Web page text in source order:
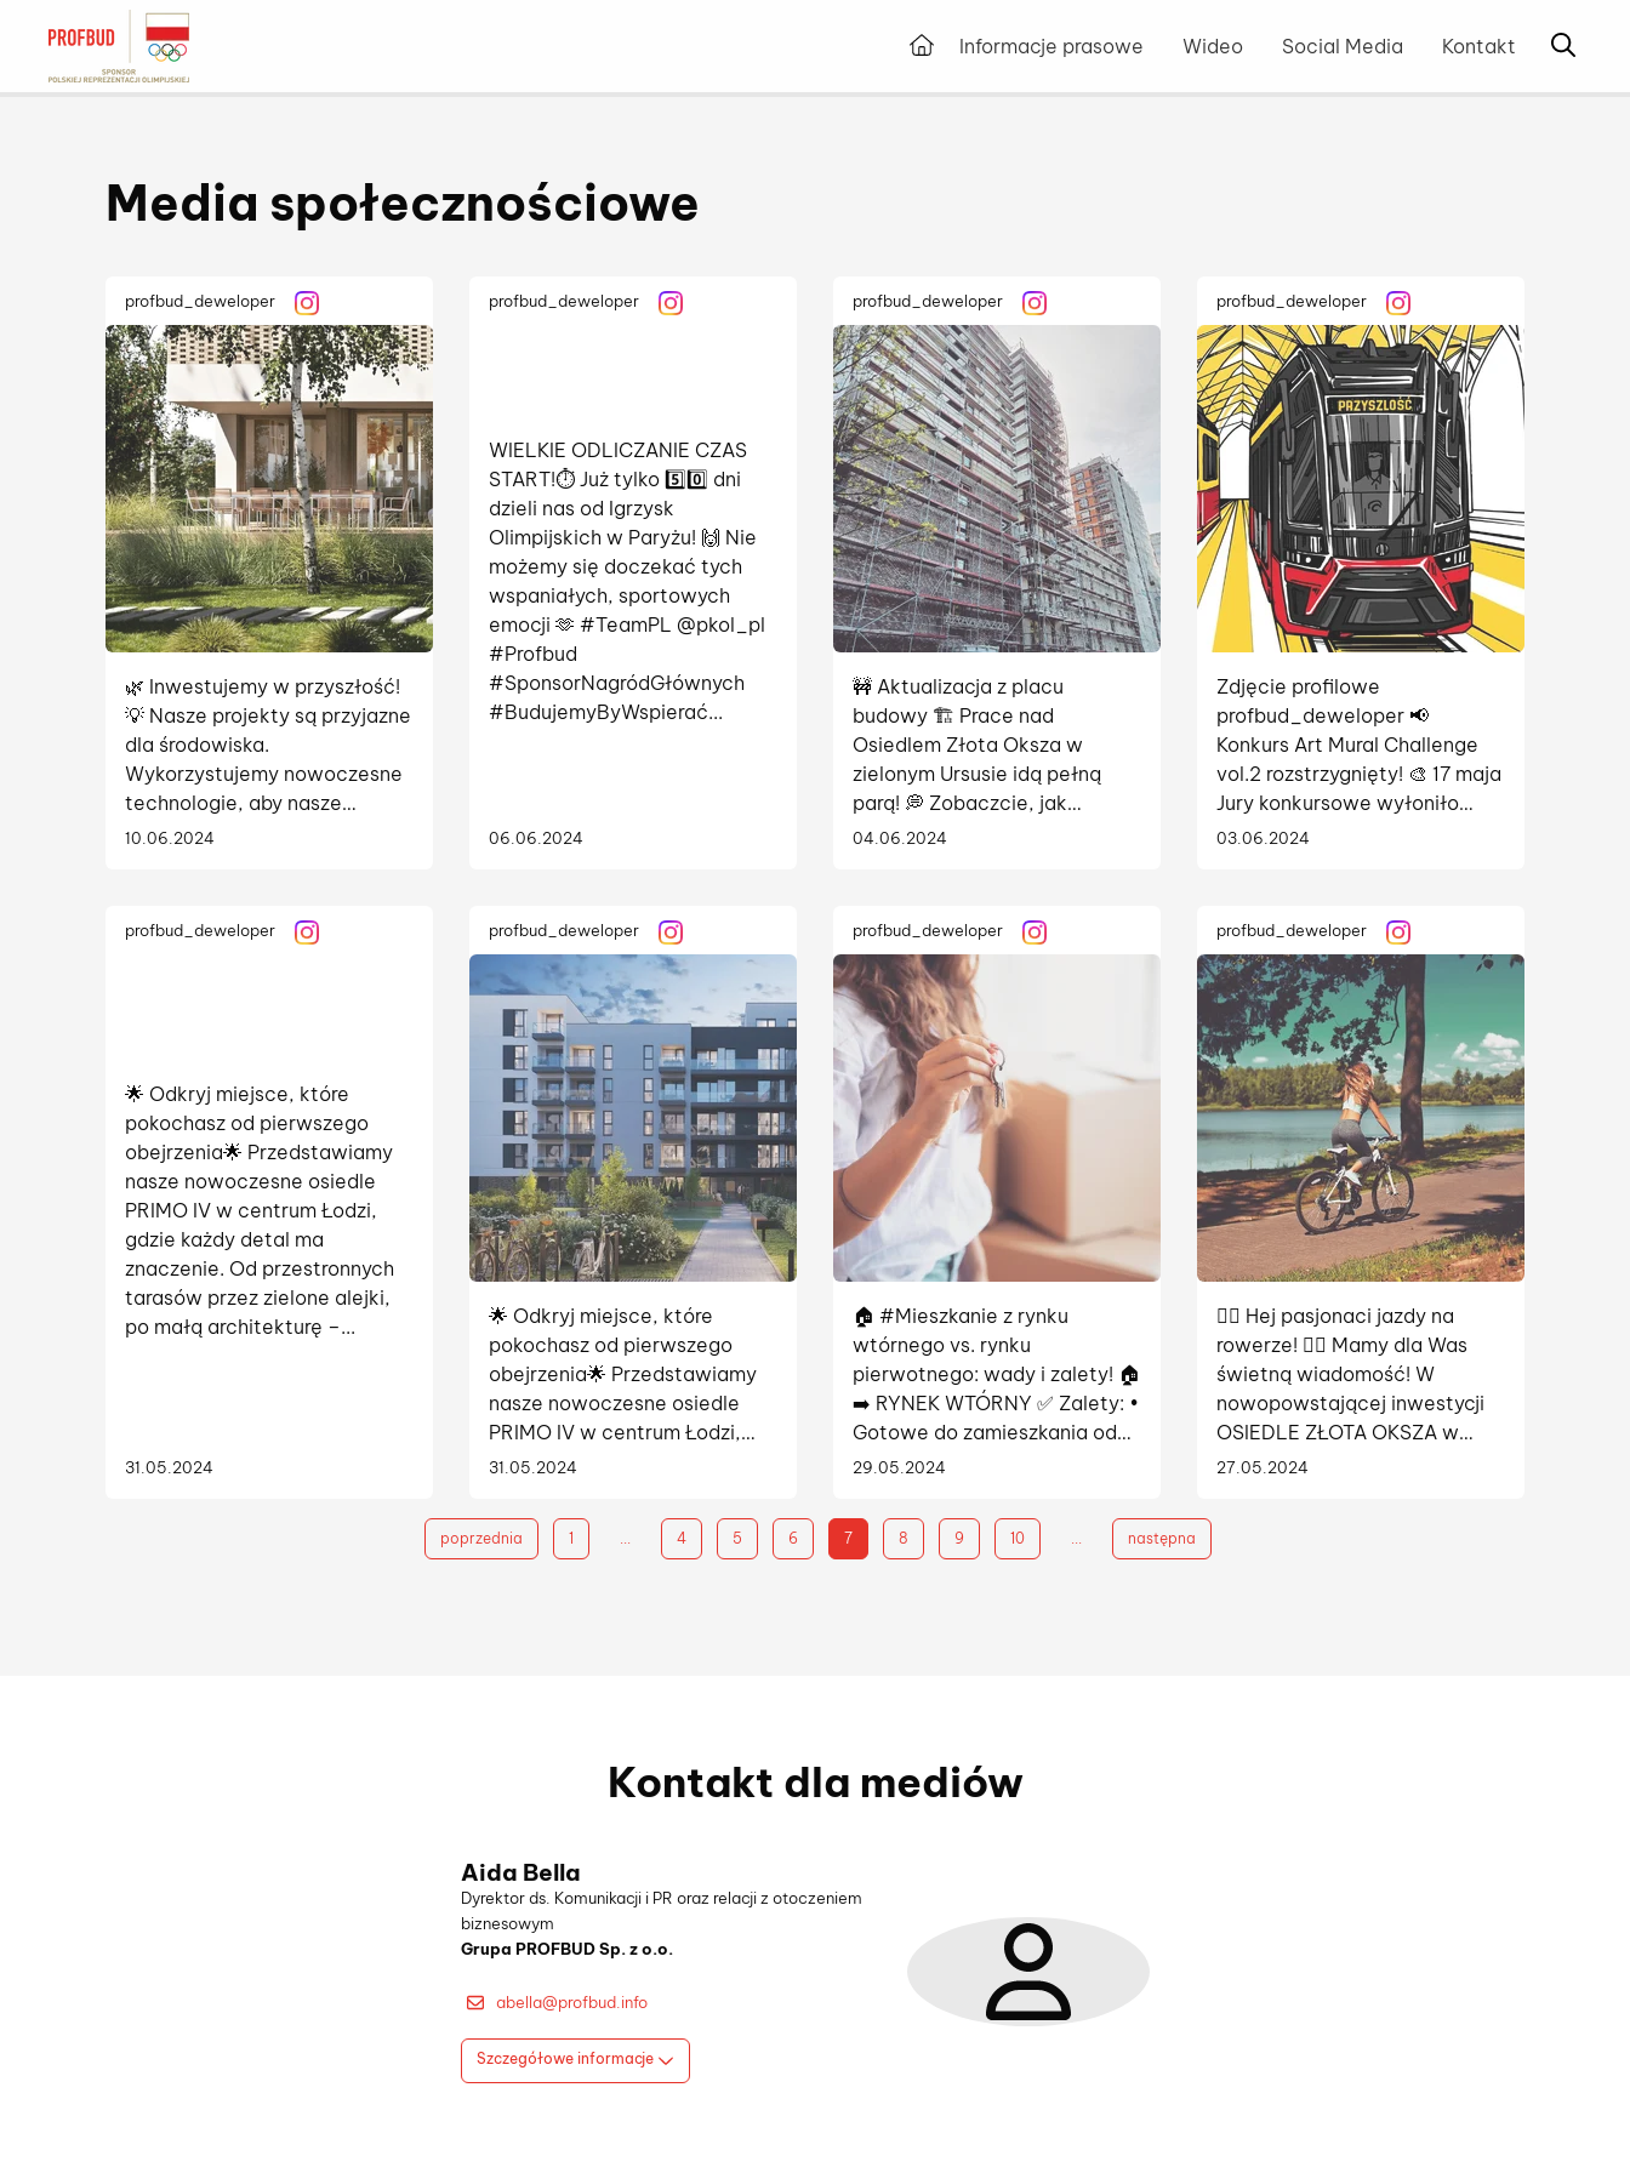
Przejdź do strony głównej
Informacje prasowe Wideo Social Media Kontakt Otwórz
Media społecznościowe
profbud_deweloper
🌿 Inwestujemy w przyszłość!
💡 Nasze projekty są przyjazne
dla środowiska.
Wykorzystujemy nowoczesne
technologie, aby nasze
budynki były energooszczędne
Technologie
wykorzystywane...
10.06.2024
profbud_deweloper
WIELKIE ODLICZANIE CZAS
START!⏱️ Już tylko 5️⃣0️⃣ dni
dzieli nas od Igrzysk
Olimpijskich w Paryżu! 🙌 Nie
możemy się doczekać tych
wspaniałych, sportowych
emocji 🫶 #TeamPL @pkol_pl
#Profbud
#SponsorNagródGłównych
#BudujemyByWspierać...
06.06.2024
profbud_deweloper
🚧 Aktualizacja z placu
budowy 🏗️ Prace nad
Osiedlem Złota Oksza w
zielonym Ursusie idą pełną
parą! 💭 Zobaczcie, jak
zaawansowane są nasze
piękne, funkcjonalne
mieszkania. ...
04.06.2024
profbud_deweloper
Zdjęcie profilowe
profbud_deweloper 📢
Konkurs Art Mural Challenge
vol.2 rozstrzygnięty! 🎨 17 maja
Jury konkursowe wyłoniło
zwycięską pracę w drugiej
Łódź. ...
03.06.2024
profbud_deweloper
🌟 Odkryj miejsce, które
pokochasz od pierwszego
obejrzenia🌟 Przedstawiamy
nasze nowoczesne osiedle
PRIMO IV w centrum Łodzi,
gdzie każdy detal ma
znaczenie. Od przestronnych
tarasów przez zielone alejki,
po małą architekturę –...
31.05.2024
profbud_deweloper
🌟 Odkryj miejsce, które
pokochasz od pierwszego
obejrzenia🌟 Przedstawiamy
nasze nowoczesne osiedle
PRIMO IV w centrum Łodzi,
gdzie każdy detal ma
tarasów przez zielone alejki,
po małą architekturę –...
31.05.2024
profbud_deweloper
🏠 #Mieszkanie z rynku
wtórnego vs. rynku
pierwotnego: wady i zalety! 🏠
➡️ RYNEK WTÓRNY ✅ Zalety: •
Gotowe do zamieszkania od
zaraz • Ukształtowana
Możliwość obejrzenia przed
zakupem ❌ Wady: • Potrzeba...
29.05.2024
profbud_deweloper
🚴‍♀️ Hej pasjonaci jazdy na
rowerze! 🚴‍♂️ Mamy dla Was
świetną wiadomość! W
nowopowstającej inwestycji
OSIEDLE ZŁOTA OKSZA w
Ursusie, z myślą o Waszych
27.05.2024
poprzednia 1 ... 4 5 6 7 8 9 10 ... następna
Kontakt dla mediów
Aida Bella
Dyrektor ds. Komunikacji i PR oraz relacji z otoczeniem
biznesowym
Grupa PROFBUD Sp. z o.o.
abella@profbud.info
Szczegółowe informacje